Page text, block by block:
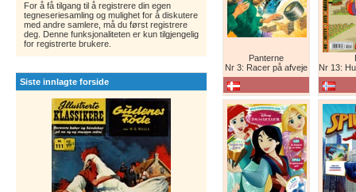
For å få tilgang til å registrere din egen
tegneseriesamling og mulighet for å diskutere
med andre samlere, må du først registrere
deg. Denne funksjonaliteten er kun tilgjengelig
for registrerte brukere.
Siste innlagte forside
Panterne
Nr 3: Racer på afveje
Nr 13: Humor